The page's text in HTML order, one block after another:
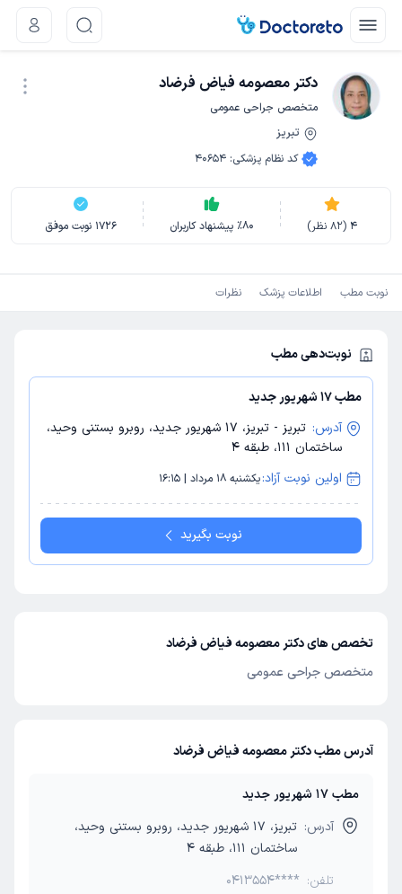
دکتر معصومه فیاض فرضاد
متخصص جراحی عمومی
تبریز
کد نظام پزشکی:
40654
4
(
82 نظر) ٪80 پیشنهاد کاربران 1726 نوبت موفق
نوبت مطب اطلاعات پزشک نظرات
نوبت‌دهی مطب
مطب 17 شهریور جدید
آدرس:
تبریز - تبریز، 17 شهریور جدید، روبرو بستنی وحید،
ساختمان 111، طبقه 4
اولین نوبت آزاد:یکشنبه 18 مرداد | 16:15
نوبت بگیرید
تخصص های دکتر معصومه فیاض فرضاد
متخصص جراحی عمومی
آدرس مطب دکتر معصومه فیاض فرضاد
مطب 17 شهریور جدید
آدرس:
تبریز، 17 شهریور جدید، روبرو بستنی وحید،
ساختمان 111، طبقه 4
تلفن: 0413554****